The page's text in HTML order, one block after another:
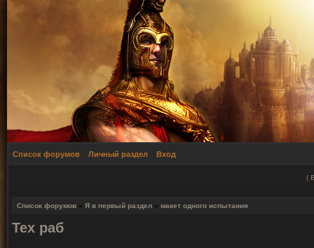
Список форумов Личный раздел Вход
(
Список форумов » Я в первый раздел » макет одного испытания
Тех раб